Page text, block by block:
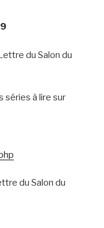
du Salon du
séries à lire sur
du Salon du